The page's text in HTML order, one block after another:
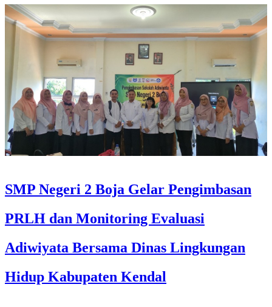
SMP Negeri 2 Boja Gelar Pengimbasan
PRLH dan Monitoring Evaluasi
Adiwiyata Bersama Dinas Lingkungan
Hidup Kabupaten Kendal